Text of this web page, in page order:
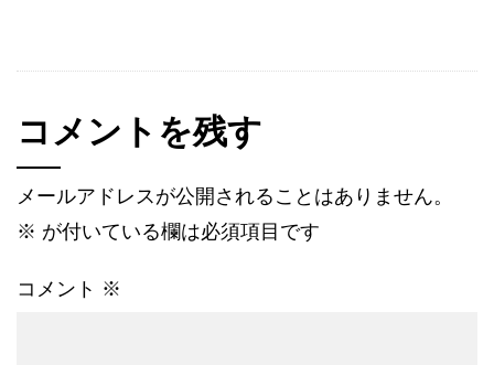
コメントを残す
メールアドレスが公開されることはありません。
※ が付いている欄は必須項目です
コメント ※